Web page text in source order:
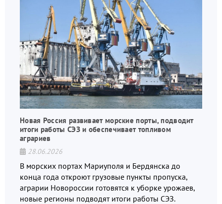
Новая Россия развивает морские порты, подводит
итоги работы СЭЗ и обеспечивает топливом
аграриев
28.06.2026
В морских портах Мариуполя и Бердянска до
конца года откроют грузовые пункты пропуска,
аграрии Новороссии готовятся к уборке урожаев,
новые регионы подводят итоги работы СЭЗ.